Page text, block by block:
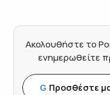
Ακολουθήστε το
ενημερωθείτε
G Προσθέστε